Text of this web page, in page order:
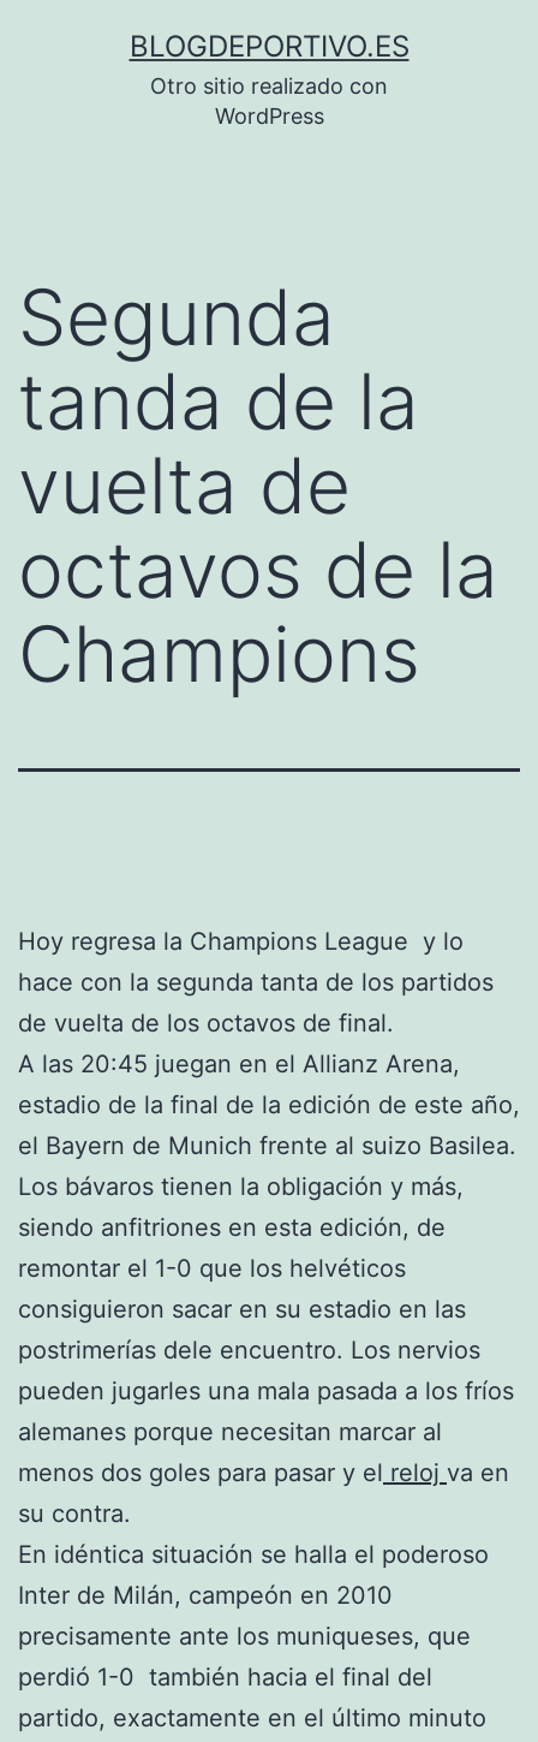
BLOGDEPORTIVO.ES
Otro sitio realizado con
WordPress
Segunda
tanda de la
vuelta de
octavos de la
Champions
Hoy regresa la Champions League y lo
hace con la segunda tanta de los partidos
de vuelta de los octavos de final.
A las 20:45 juegan en el Allianz Arena,
estadio de la final de la edición de este año,
el Bayern de Munich frente al suizo Basilea.
Los bávaros tienen la obligación y más,
siendo anfitriones en esta edición, de
remontar el 1-0 que los helvéticos
consiguieron sacar en su estadio en las
postrimerías dele encuentro. Los nervios
pueden jugarles una mala pasada a los fríos
alemanes porque necesitan marcar al
menos dos goles para pasar y el reloj va en
su contra.
En idéntica situación se halla el poderoso
Inter de Milán, campeón en 2010
precisamente ante los muniqueses, que
perdió 1-0 también hacia el final del
partido, exactamente en el último minuto